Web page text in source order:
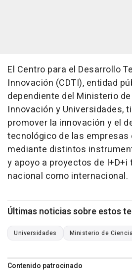
El Centro para el Desarrollo
Innovación (CDTI), entidad
dependiente del Ministerio
Innovación y Universidades,
promover la innovación y el
tecnológico de las empresas
mediante distintos
y apoyo a proyectos de
nacional como internacional.
Últimas noticias sobre estos
Universidades Ministerio de
Contenido patrocinado